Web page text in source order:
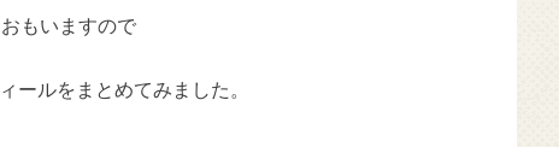
もいますので
ールをまとめてみました。